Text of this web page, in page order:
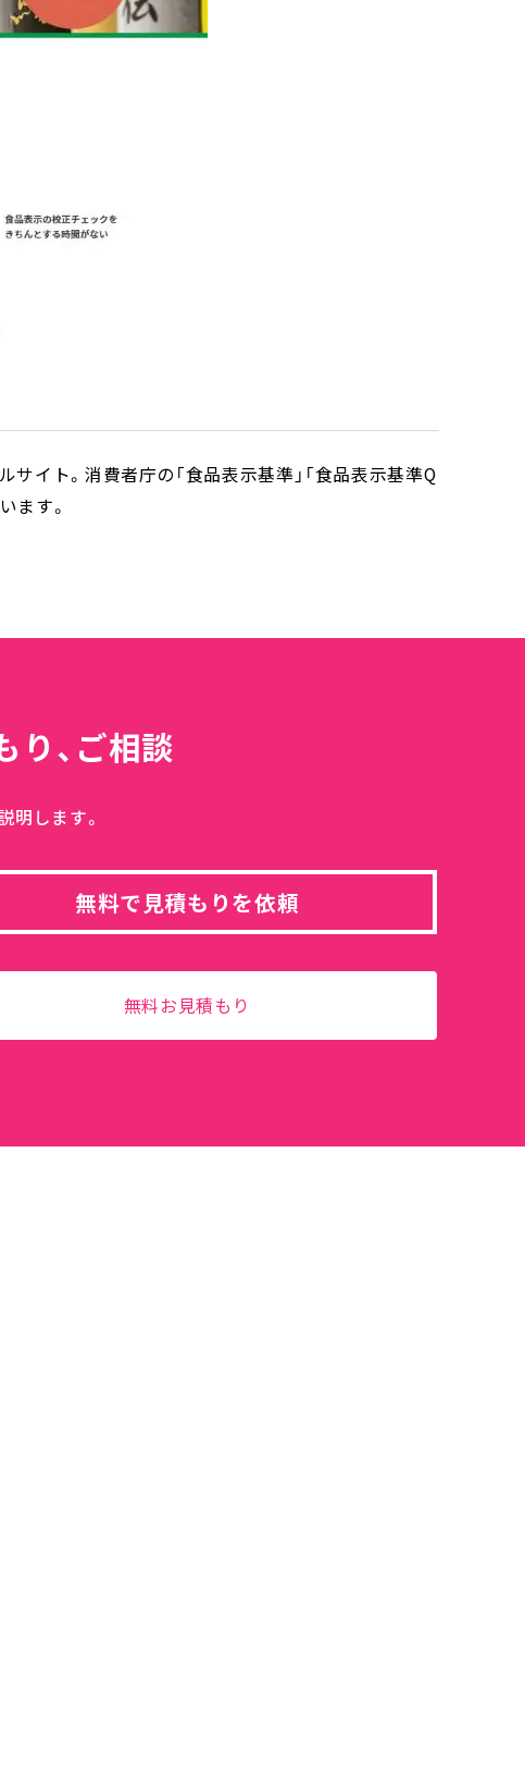
イト。消費者庁の「食品表示基準」「食品表示基準Q
ます。
り、ご相談
明します。
無料で見積もりを依頼
無料お見積もり